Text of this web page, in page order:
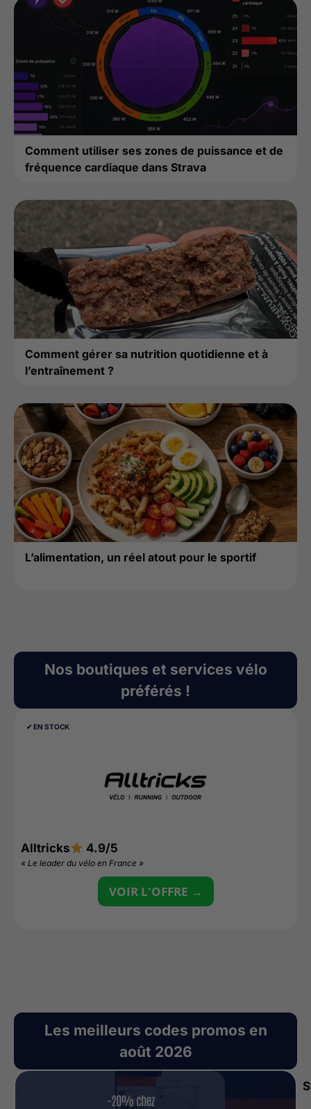
Comment utiliser ses zones de puissance et de
fréquence cardiaque dans Strava
Comment gérer sa nutrition quotidienne et à
l’entraînement ?
L’alimentation, un réel atout pour le sportif
Nos boutiques et services vélo
préférés !
✔︎ EN STOCK
Alltricks 4.9/5
« Le leader du vélo en France »
VOIR L'OFFRE →
Les meilleurs codes promos en
août 2026